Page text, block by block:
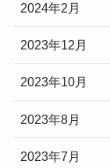
2024年2月
2023年12月
2023年10月
2023年8月
2023年7月